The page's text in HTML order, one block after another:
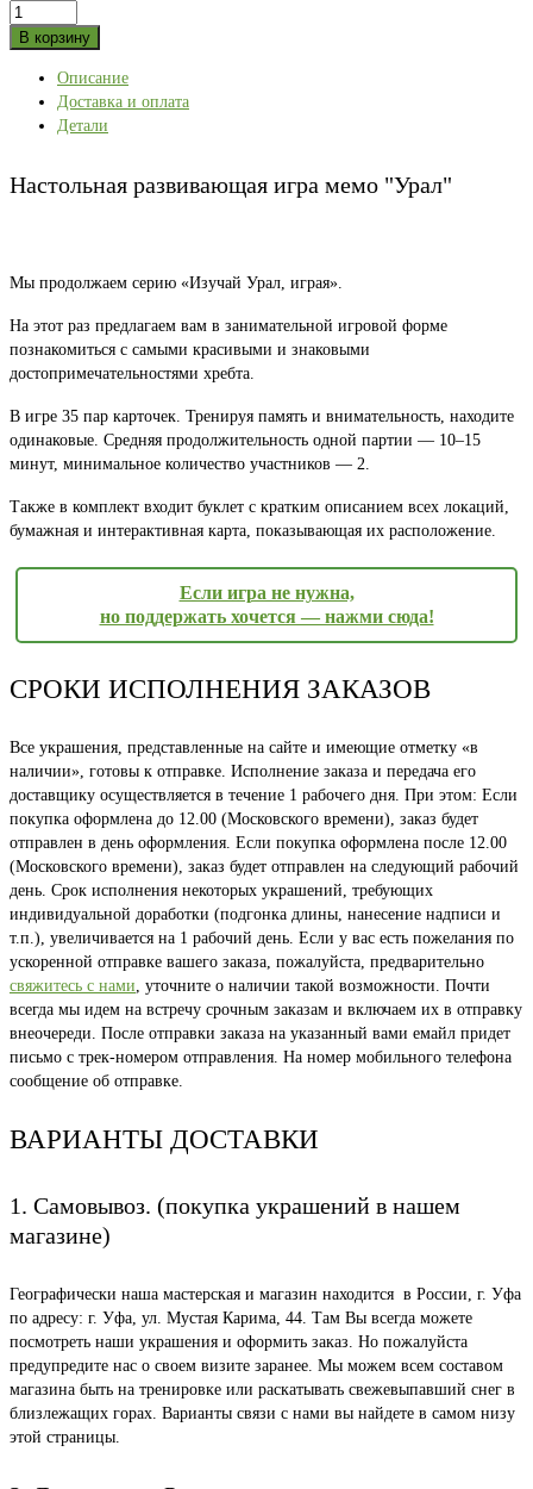
Количество
товара
развивающая
игра
мемо
В корзину
Описание
Доставка и оплата
Детали
Настольная развивающая игра мемо "Урал"
Мы продолжаем серию «Изучай Урал, играя».
На этот раз предлагаем вам в занимательной игровой форме
познакомиться с самыми красивыми и знаковыми
достопримечательностями хребта.
В игре 35 пар карточек. Тренируя память и внимательность, находите
одинаковые. Средняя продолжительность одной партии — 10–15
минут, минимальное количество участников — 2.
Также в комплект входит буклет с кратким описанием всех локаций,
бумажная и интерактивная карта, показывающая их расположение.
Если игра не нужна,
но поддержать хочется — нажми сюда!
СРОКИ ИСПОЛНЕНИЯ ЗАКАЗОВ
Все украшения, представленные на сайте и имеющие отметку «в
наличии», готовы к отправке. Исполнение заказа и передача его
доставщику осуществляется в течение 1 рабочего дня. При этом: Если
покупка оформлена до 12.00 (Московского времени), заказ будет
отправлен в день оформления. Если покупка оформлена после 12.00
(Московского времени), заказ будет отправлен на следующий рабочий
день. Срок исполнения некоторых украшений, требующих
индивидуальной доработки (подгонка длины, нанесение надписи и
т.п.), увеличивается на 1 рабочий день. Если у вас есть пожелания по
ускоренной отправке вашего заказа, пожалуйста, предварительно
свяжитесь с нами, уточните о наличии такой возможности. Почти
всегда мы идем на встречу срочным заказам и включаем их в отправку
внеочереди. После отправки заказа на указанный вами емайл придет
письмо с трек-номером отправления. На номер мобильного телефона
сообщение об отправке.
ВАРИАНТЫ ДОСТАВКИ
1. Самовывоз. (покупка украшений в нашем
магазине)
Географически наша мастерская и магазин находится в России, г. Уфа
по адресу: г. Уфа, ул. Мустая Карима, 44. Там Вы всегда можете
посмотреть наши украшения и оформить заказ. Но пожалуйста
предупредите нас о своем визите заранее. Мы можем всем составом
магазина быть на тренировке или раскатывать свежевыпавший снег в
близлежащих горах. Варианты связи с нами вы найдете в самом низу
этой страницы.